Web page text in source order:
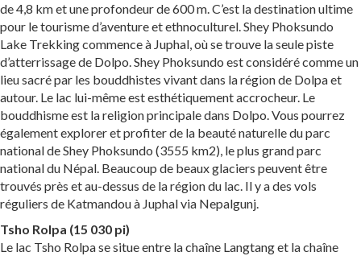
de 4,8 km et une profondeur de 600 m. C’est la destination ultime
pour le tourisme d’aventure et ethnoculturel. Shey Phoksundo
Lake Trekking commence à Juphal, où se trouve la seule piste
d’atterrissage de Dolpo. Shey Phoksundo est considéré comme un
lieu sacré par les bouddhistes vivant dans la région de Dolpa et
autour. Le lac lui-même est esthétiquement accrocheur. Le
bouddhisme est la religion principale dans Dolpo. Vous pourrez
également explorer et profiter de la beauté naturelle du parc
national de Shey Phoksundo (3555 km2), le plus grand parc
national du Népal. Beaucoup de beaux glaciers peuvent être
trouvés près et au-dessus de la région du lac. Il y a des vols
réguliers de Katmandou à Juphal via Nepalgunj.
Tsho Rolpa (15 030 pi)
Le lac Tsho Rolpa se situe entre la chaîne Langtang et la chaîne